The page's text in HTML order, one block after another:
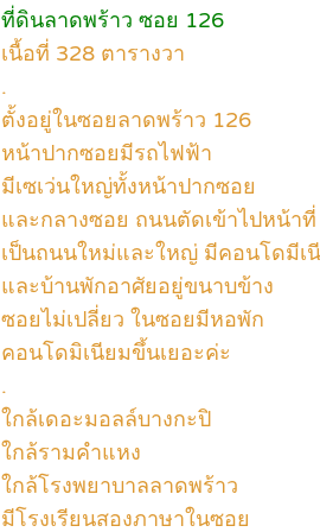
ที่ดินลาดพร้าว ซอย 126
เนื้อที่ 328 ตารางวา
.
ตั้งอยู่ในซอยลาดพร้าว 126
หน้าปากซอยมีรถไฟฟ้า
มีเซเว่นใหญ่ทั้งหน้าปากซอย
และกลางซอย ถนนตัดเข้าไปหน้าที่
เป็นถนนใหม่และใหญ่ มีคอนโดมีเ
และบ้านพักอาศัยอยู่ขนาบข้าง
ซอยไม่เปลี่ยว ในซอยมีหอพัก
คอนโดมิเนียมขึ้นเยอะค่ะ
.
ใกล้เดอะมอลล์บางกะปิ
ใกล้รามคำแหง
ใกล้โรงพยาบาลลาดพร้าว
มีโรงเรียนสองภาษาในซอย